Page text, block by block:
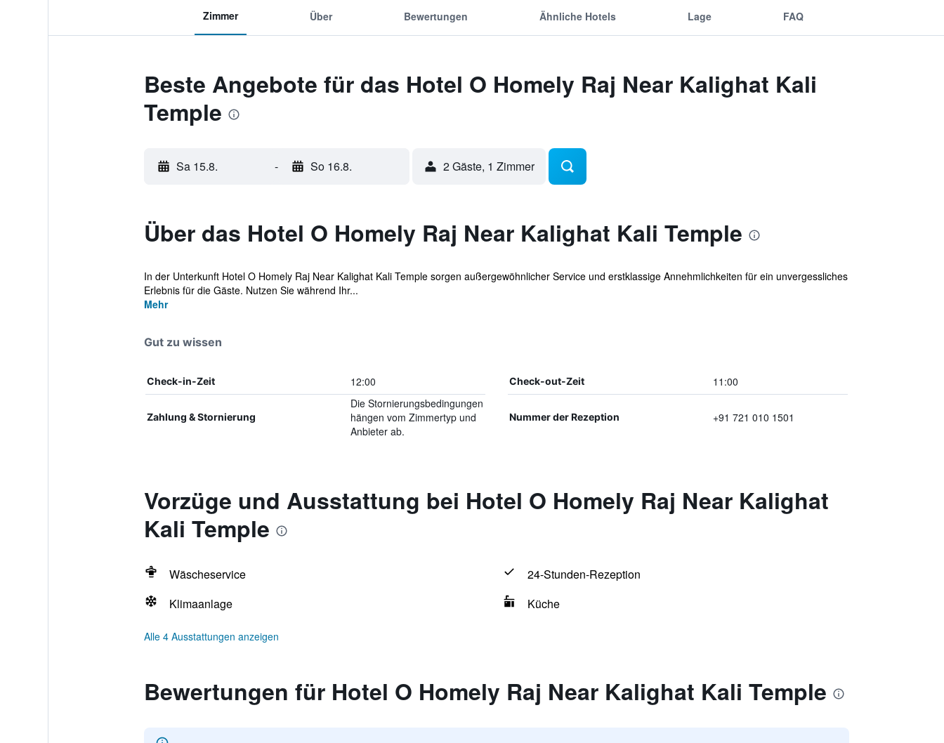
Zimmer Über Bewertungen Ähnliche Hotels Lage FAQ
Beste Angebote für das Hotel O Homely Raj Near Kalighat Kali
Temple
Sa 15.8. - So 16.8. 2 Gäste, 1 Zimmer
Über das Hotel O Homely Raj Near Kalighat Kali Temple
In der Unterkunft Hotel O Homely Raj Near Kalighat Kali Temple sorgen außergewöhnlicher Service und erstklassige Annehmlichkeiten für ein unvergessliches
Erlebnis für die Gäste. Nutzen Sie während Ihr...
Mehr
Gut zu wissen
Check-in-Zeit 12:00 Check-out-Zeit 11:00
Zahlung & Stornierung
Die Stornierungsbedingungen
hängen vom Zimmertyp und
Anbieter ab.
Nummer der Rezeption +91 721 010 1501
Vorzüge und Ausstattung bei Hotel O Homely Raj Near Kalighat
Kali Temple
Wäscheservice
24-Stunden-Rezeption
Klimaanlage
Küche
Alle 4 Ausstattungen anzeigen
Bewertungen für Hotel O Homely Raj Near Kalighat Kali Temple